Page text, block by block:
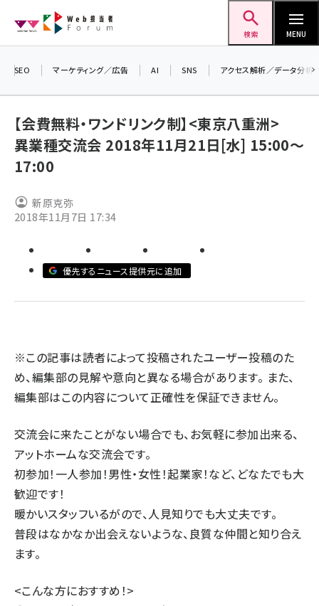
ン
検索 MENU
youtube (2449)
セミナー (2318)
SEO マーケティング／広告 AI SNS アクセス解析／データ分析
【会費無料・ワンドリンク制】<東京八重洲>
異業種交流会 2018年11月21日[水] 15:00～
17:00
新原克弥
2018年11月7日 17:34
優先するニュース提供元に追加
※この記事は読者によって投稿されたユーザー投稿のた
め、編集部の見解や意向と異なる場合があります。 また、
編集部はこの内容について正確性を保証できません。
交流会に来たことがない場合でも、お気軽に参加出来る、
アットホームな交流会です。
初参加！一人参加！男性・女性！起業家！など、どなたでも大
歓迎です！
暖かいスタッフいるがので、人見知りでも大丈夫です。
普段はなかなか出会えないような、良質な仲間と知り合え
ます。
<こんな方におすすめ！>
＼